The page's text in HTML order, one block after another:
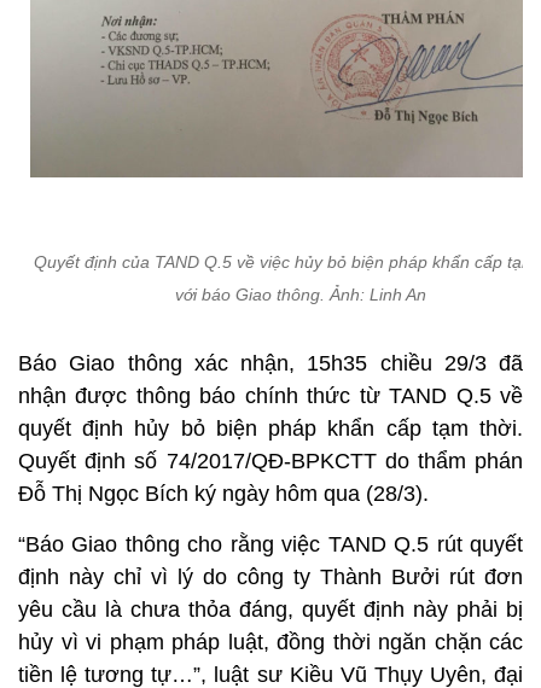
Quyết định của TAND Q.5 về việc hủy bỏ biện pháp khẩn cấp tạm
với báo Giao thông. Ảnh: Linh An
Báo Giao thông xác nhận, 15h35 chiều 29/3 đã
nhận được thông báo chính thức từ TAND Q.5 về
quyết định hủy bỏ biện pháp khẩn cấp tạm thời.
Quyết định số 74/2017/QĐ-BPKCTT do thẩm phán
Đỗ Thị Ngọc Bích ký ngày hôm qua (28/3).
“Báo Giao thông cho rằng việc TAND Q.5 rút quyết
định này chỉ vì lý do công ty Thành Bưởi rút đơn
yêu cầu là chưa thỏa đáng, quyết định này phải bị
hủy vì vi phạm pháp luật, đồng thời ngăn chặn các
tiền lệ tương tự…”, luật sư Kiều Vũ Thụy Uyên, đại